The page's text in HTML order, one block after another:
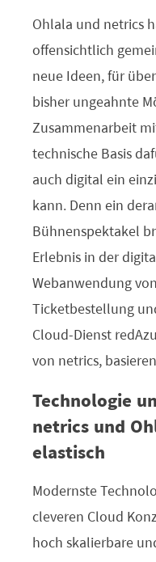
Ohlala und netrics
offensichtlich
neue Ideen, für
bisher ungeahnte
Zusammenarbeit
technische Basis
auch digital ein
kann. Denn ein
Bühnenspektakel
Erlebnis in der
Webanwendung
Ticketbestellung
Cloud-Dienst
von netrics,
Technologie
netrics und
elastisch
Modernste
cleveren Cloud
hoch skalierbare